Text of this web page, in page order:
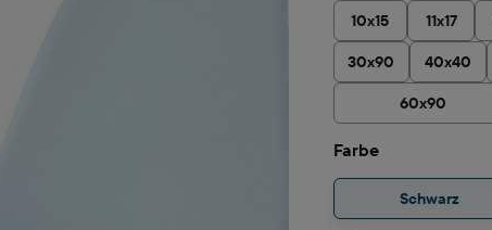
10x15 11x17
30x90 40x40
60x90
Farbeauswählen
Schwarz